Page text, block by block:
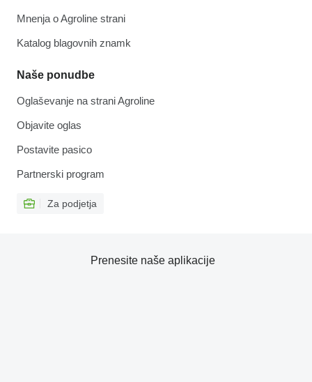
Mnenja o Agroline strani
Katalog blagovnih znamk
Naše ponudbe
Oglaševanje na strani Agroline
Objavite oglas
Postavite pasico
Partnerski program
Za podjetja
Prenesite naše aplikacije